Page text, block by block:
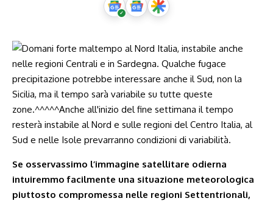
Se osservassimo l’immagine satellitare odierna
intuiremmo facilmente una situazione meteorologica
piuttosto compromessa nelle regioni Settentrionali,